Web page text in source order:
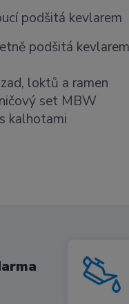
podšitá kevlarem
podšitá kevlarem
loktů a ramen
set MBW
kalhotami